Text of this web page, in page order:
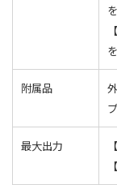
附属品
最大出力